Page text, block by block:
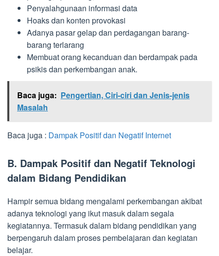
Penyalahgunaan informasi data
Hoaks dan konten provokasi
Adanya pasar gelap dan perdagangan barang-
barang terlarang
Membuat orang kecanduan dan berdampak pada
psikis dan perkembangan anak.
Baca juga: Pengertian, Ciri-ciri dan Jenis-jenis
Masalah
Baca juga : Dampak Positif dan Negatif Internet
B. Dampak Positif dan Negatif Teknologi
dalam Bidang Pendidikan
Hampir semua bidang mengalami perkembangan akibat
adanya teknologi yang ikut masuk dalam segala
kegiatannya. Termasuk dalam bidang pendidikan yang
berpengaruh dalam proses pembelajaran dan kegiatan
belajar.